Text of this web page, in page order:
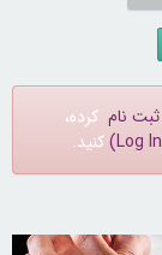
ثبت نام کرده،
کنید.